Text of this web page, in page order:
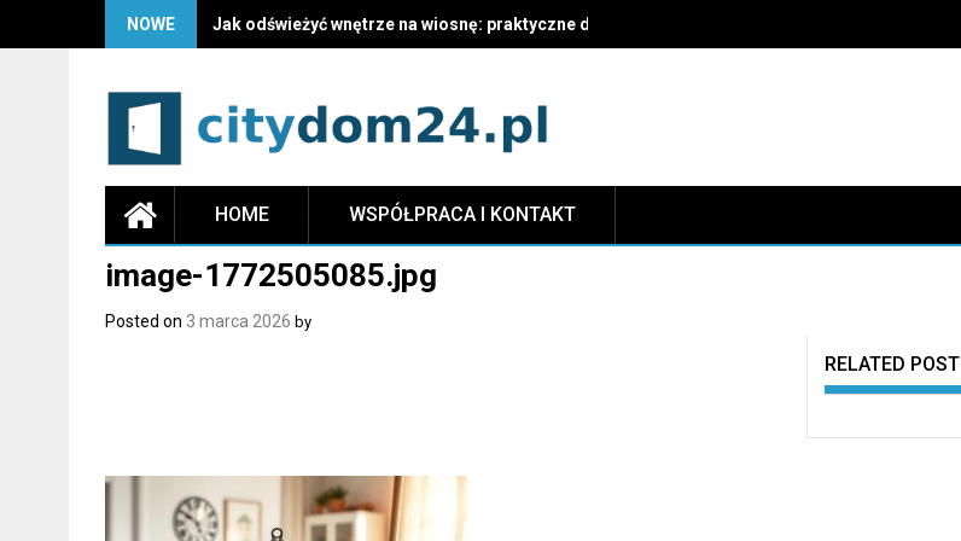
NOWE Jak odświeżyć wnętrze na wiosnę: praktyczne dekoracje i najczęstsze pułapki do uniknięcia
HOME WSPÓŁPRACA I KONTAKT
image-1772505085.jpg
Posted on 3 marca 2026 by
RELATED POST